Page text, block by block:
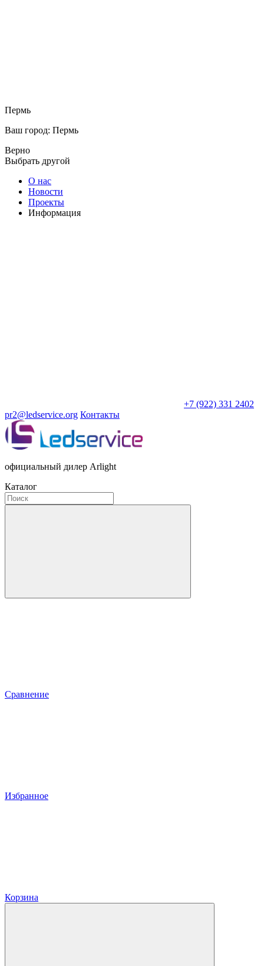
Пермь
Ваш город: Пермь
Верно
Выбрать другой
О нас
Новости
Проекты
Информация
+7 (922) 331 2402
pr2@ledservice.org Контакты
официальный дилер Arlight
Каталог
Сравнение
Избранное
Корзина